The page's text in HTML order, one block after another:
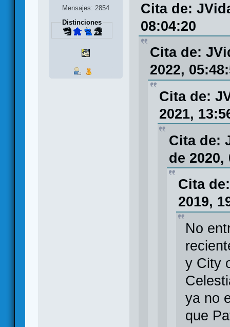
Mensajes: 2854
Distinciones
Cita de:
08:04:20
Cita de:
2022,
Cita de:
2021,
Cita de:
de 2020,
Cita
2019,
No
y City
ya no
que